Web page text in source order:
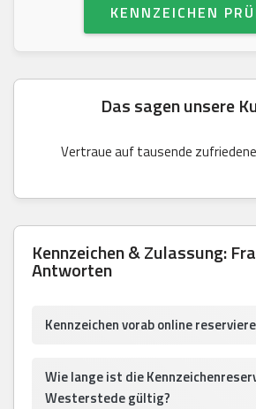
KENNZEICHEN
Das sagen unsere
Vertraue auf tausende
Kennzeichen & Zulassung:
Antworten
Kennzeichen vorab online
Wie lange ist die
Westerstede gültig?